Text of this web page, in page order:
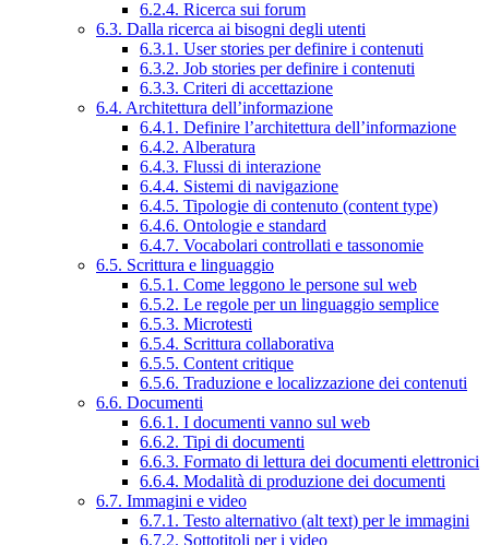
6.2.4. Ricerca sui forum
6.3. Dalla ricerca ai bisogni degli utenti
6.3.1. User stories per definire i contenuti
6.3.2. Job stories per definire i contenuti
6.3.3. Criteri di accettazione
6.4. Architettura dell’informazione
6.4.1. Definire l’architettura dell’informazione
6.4.2. Alberatura
6.4.3. Flussi di interazione
6.4.4. Sistemi di navigazione
6.4.5. Tipologie di contenuto (content type)
6.4.6. Ontologie e standard
6.4.7. Vocabolari controllati e tassonomie
6.5. Scrittura e linguaggio
6.5.1. Come leggono le persone sul web
6.5.2. Le regole per un linguaggio semplice
6.5.3. Microtesti
6.5.4. Scrittura collaborativa
6.5.5. Content critique
6.5.6. Traduzione e localizzazione dei contenuti
6.6. Documenti
6.6.1. I documenti vanno sul web
6.6.2. Tipi di documenti
6.6.3. Formato di lettura dei documenti elettronici
6.6.4. Modalità di produzione dei documenti
6.7. Immagini e video
6.7.1. Testo alternativo (alt text) per le immagini
6.7.2. Sottotitoli per i video